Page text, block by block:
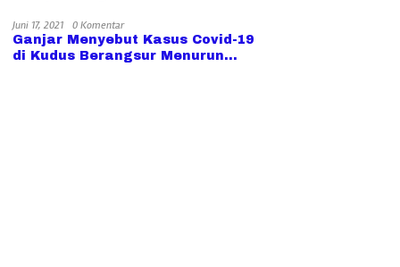
Juni 17, 2021
0 Komentar
Ganjar Menyebut Kasus Covid-19
di Kudus Berangsur Menurun